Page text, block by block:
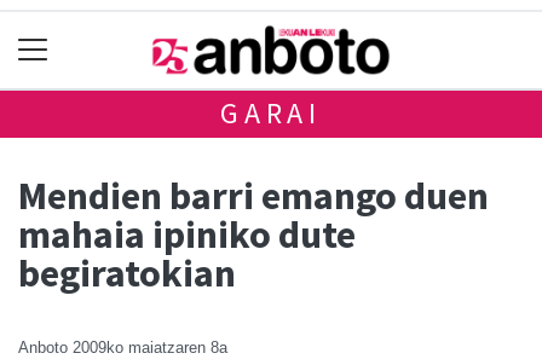
GARAI
Mendien barri emango duen
mahaia ipiniko dute
begiratokian
Anboto 2009ko maiatzaren 8a